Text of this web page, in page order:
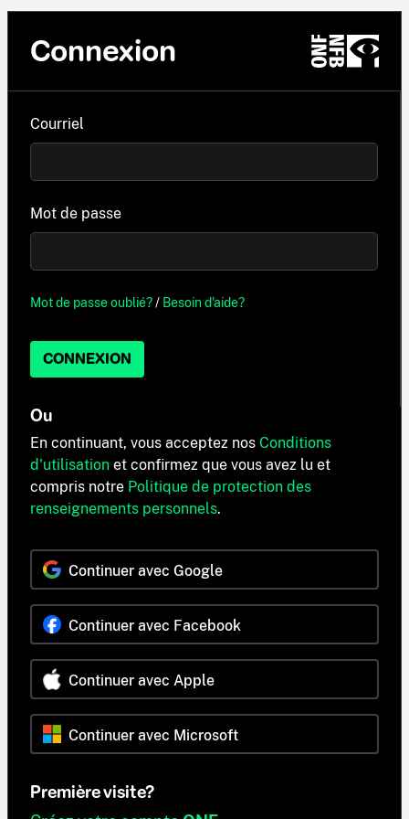
Connexion
Courriel
Mot de passe
Mot de passe oublié?/ Besoin d'aide?
CONNEXION
Ou
En continuant, vous acceptez nos Conditions
d'utilisation et confirmez que vous avez lu et
compris notre Politique de protection des
renseignements personnels.
Continuer avec Google
Continuer avec Facebook
Continuer avec Apple
Continuer avec Microsoft
Première visite?